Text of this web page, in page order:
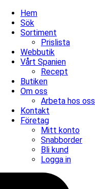
Hem
Sök
Sortiment
Prislista
Webbutik
Vårt Spanien
Recept
Butiken
Om oss
Arbeta hos oss
Kontakt
Företag
Mitt konto
Snabborder
Bli kund
Logga in